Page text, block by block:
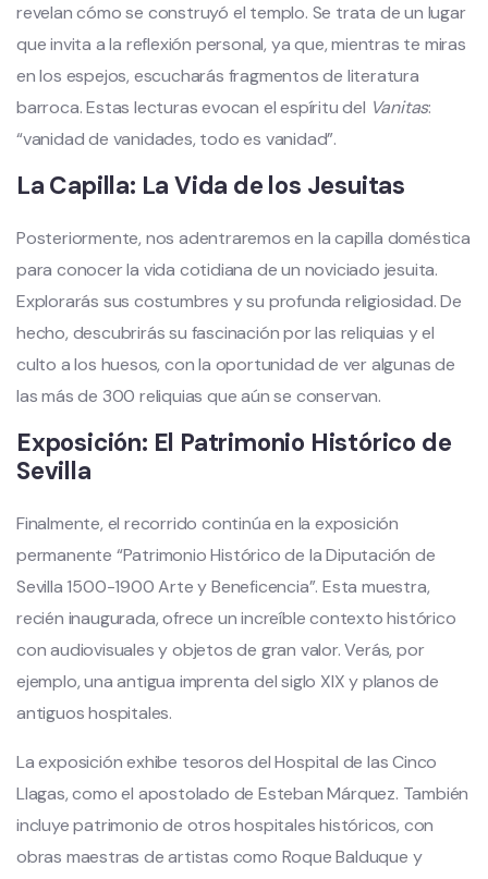
revelan cómo se construyó el templo. Se trata de un lugar
que invita a la reflexión personal, ya que, mientras te miras
en los espejos, escucharás fragmentos de literatura
barroca. Estas lecturas evocan el espíritu del Vanitas:
“vanidad de vanidades, todo es vanidad”.
La Capilla: La Vida de los Jesuitas
Posteriormente, nos adentraremos en la capilla doméstica
para conocer la vida cotidiana de un noviciado jesuita.
Explorarás sus costumbres y su profunda religiosidad. De
hecho, descubrirás su fascinación por las reliquias y el
culto a los huesos, con la oportunidad de ver algunas de
las más de 300 reliquias que aún se conservan.
Exposición: El Patrimonio Histórico de
Sevilla
Finalmente, el recorrido continúa en la exposición
permanente “Patrimonio Histórico de la Diputación de
Sevilla 1500-1900 Arte y Beneficencia”. Esta muestra,
recién inaugurada, ofrece un increíble contexto histórico
con audiovisuales y objetos de gran valor. Verás, por
ejemplo, una antigua imprenta del siglo XIX y planos de
antiguos hospitales.
La exposición exhibe tesoros del Hospital de las Cinco
Llagas, como el apostolado de Esteban Márquez. También
incluye patrimonio de otros hospitales históricos, con
obras maestras de artistas como Roque Balduque y